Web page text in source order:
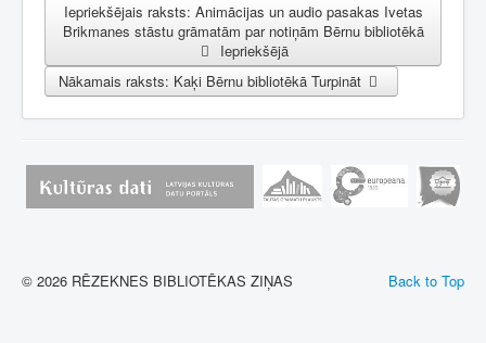
Iepriekšējais raksts: Animācijas un audio pasakas Ivetas
Brikmanes stāstu grāmatām par notiņām Bērnu bibliotēkā
Iepriekšējā
Nākamais raksts: Kaķi Bērnu bibliotēkā Turpināt
Back to Top
© 2026 RĒZEKNES BIBLIOTĒKAS ZIŅAS